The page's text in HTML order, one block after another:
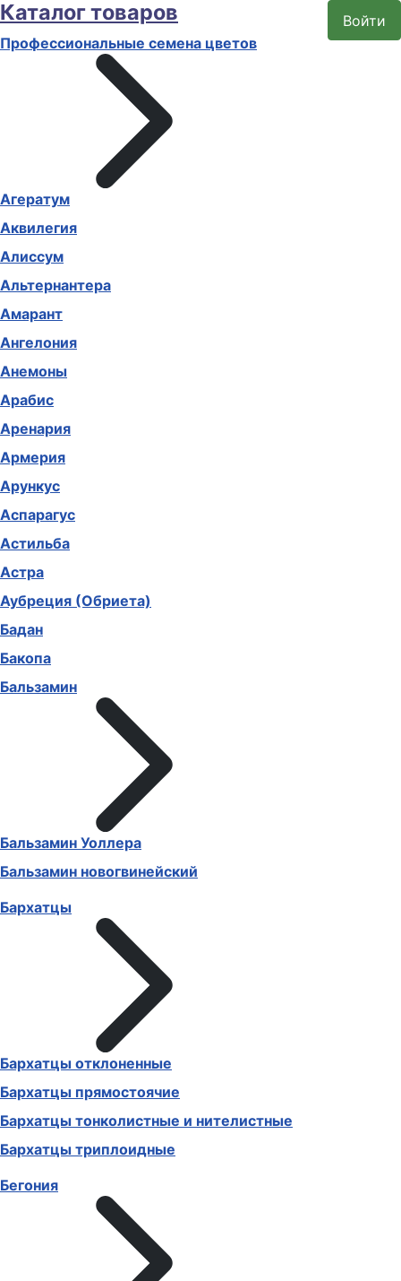
Каталог товаров
Профессиональные семена цветов
Агератум
Аквилегия
Алиссум
Альтернантера
Амарант
Ангелония
Анемоны
Арабис
Аренария
Армерия
Арункус
Аспарагус
Астильба
Астра
Аубреция (Обриета)
Бадан
Бакопа
Бальзамин
Бальзамин Уоллера
Бальзамин новогвинейский
Бархатцы
Бархатцы отклоненные
Бархатцы прямостоячие
Бархатцы тонколистные и нителистные
Бархатцы триплоидные
Бегония
Войти